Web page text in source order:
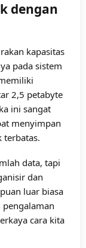
dengan
kapasitas
pada sistem
2,5 petabyte
ini sangat
menyimpan
terbatas.
data, tapi
dan
luar biasa
cara kita